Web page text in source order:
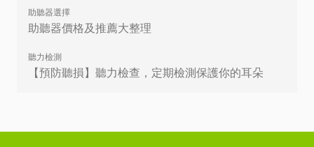
助聽器選擇
助聽器價格及推薦大整理
聽力檢測
【預防聽損】聽力檢查，定期檢測保護你的耳朵